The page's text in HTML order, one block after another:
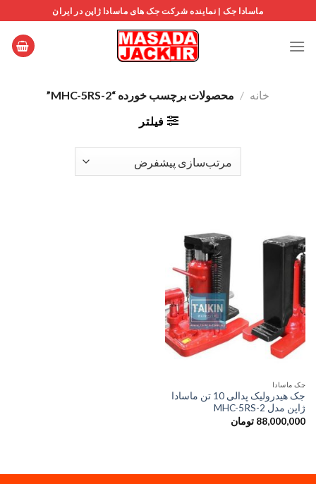
to
content
ماسادا جک | نماینده شرکت جک های ماسادا ژاپن در ایران
خانه / محصولات برچسب خورده “MHC-5RS-2”
فیلتر
جک ماسادا
جک هیدرولیک پدالی 10 تن ماسادا
ژاپن مدل MHC-5RS-2
88,000,000 تومان